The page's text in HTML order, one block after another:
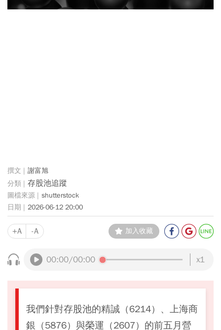
謝富旭
存股池追蹤
shutterstock
2026-06-12 20:00
+A -A 加入收藏
00:00/00:00 x1
我們針對存股池的精誠（6214）、上海商
銀（5876）與榮運（2607）的前五月營